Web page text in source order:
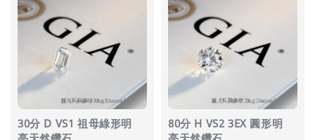
30分 D VS1 祖母綠形明
80分 H VS2 3EX 圓形明